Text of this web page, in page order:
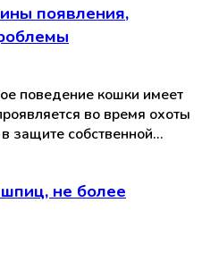
появления,
поведение кошки имеет
во время охоты
защите собственной…
не более